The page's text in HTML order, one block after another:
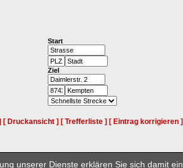
unserer Dienste erklären Sie sich damit
Start
Ziel
[ Druckansicht ] [ Trefferliste ] [ Eintrag korrigieren ]
© 2005 - 2026 Media Group Verlagsgruppe